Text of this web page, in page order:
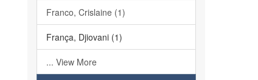
Franco, Crislaine (1)
França, Djiovani (1)
... View More